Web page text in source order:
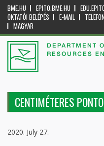
BME.HU EPITO.BME.HU
OKTATÓI BELÉPÉS
E-MAIL
MAGYAR
DEPARTMENT
RESOURCES
CENTIMÉTERES
2020. July 27.